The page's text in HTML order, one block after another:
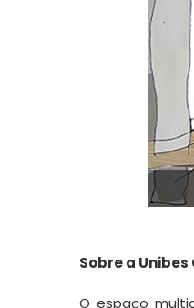
Sobre a
O espaço